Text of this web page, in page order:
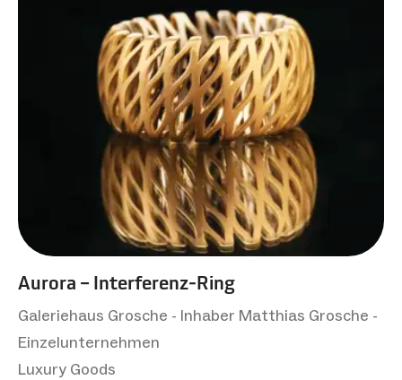
Aurora – Interferenz‑Ring
Galeriehaus Grosche - Inhaber Matthias Grosche -
Einzelunternehmen
Luxury Goods